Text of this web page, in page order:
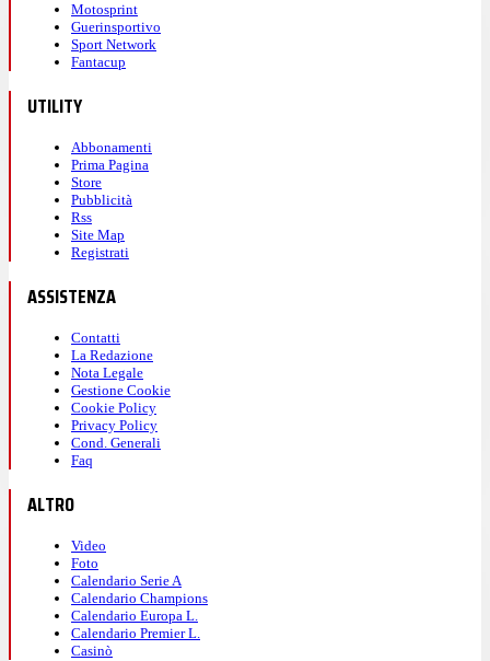
Motosprint
Guerinsportivo
Sport Network
Fantacup
UTILITY
Abbonamenti
Prima Pagina
Store
Pubblicità
Rss
Site Map
Registrati
ASSISTENZA
Contatti
La Redazione
Nota Legale
Gestione Cookie
Cookie Policy
Privacy Policy
Cond. Generali
Faq
ALTRO
Video
Foto
Calendario Serie A
Calendario Champions
Calendario Europa L.
Calendario Premier L.
Casinò